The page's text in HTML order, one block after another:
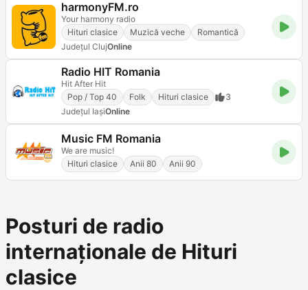
harmonyFM.ro
Your harmony radio
Hituri clasice
Muzică veche
Romantică
Județul ClujOnline
Radio HIT Romania
Hit After Hit
Pop / Top 40
Folk Hituri clasice
3
Județul IașiOnline
Music FM Romania
We are music!
Hituri clasice
Anii 80 Anii 90
Posturi de radio
internaționale de Hituri
clasice